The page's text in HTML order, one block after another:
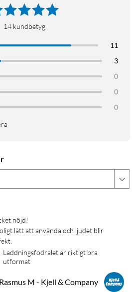
14 kundbetyg
11
3
0
0
0
lätt att använda och ljudet blir
Laddningsfodralet är riktigt bra
utformat
Rasmus M - Kjell & Company